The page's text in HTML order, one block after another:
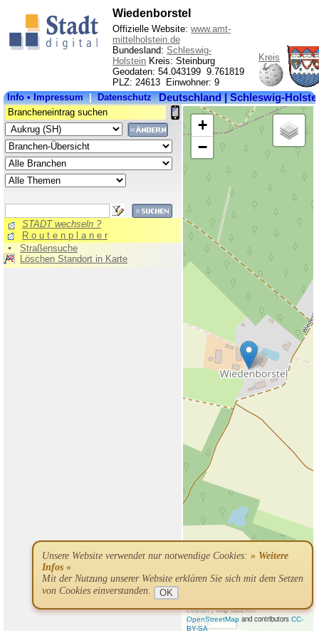
Wiedenborstel
Offizielle Website: www.amt-
mittelholstein.de
Bundesland: Schleswig-
Holstein Kreis: Steinburg
Geodaten: 54.043199 9.761819
PLZ: 24613 Einwohner: 9
Kreis
Unsere Website verwendet nur notwendige Cookies: » Weitere
Infos «
Mit der Nutzung unserer Website erklären Sie sich mit dem Setzen
von Cookies einverstanden.
OK